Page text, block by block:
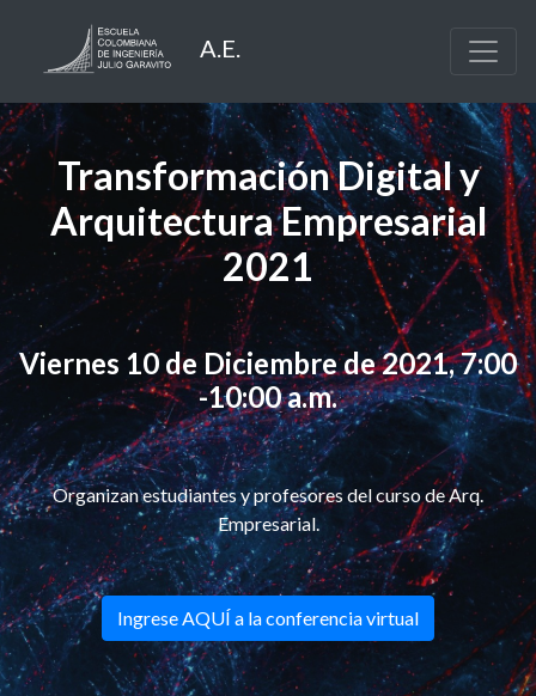
A.E.
Transformación Digital y
Arquitectura Empresarial
2021
Viernes 10 de Diciembre de 2021, 7:00
-10:00 a.m.
Organizan estudiantes y profesores del curso de Arq.
Empresarial.
Ingrese AQUÍ a la conferencia virtual